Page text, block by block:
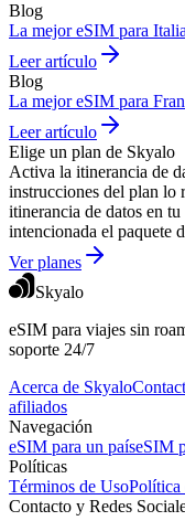
Blog
La mejor eSIM para
Leer artículo
Blog
La mejor eSIM para
Leer artículo
Elige un plan de Skyalo
Activa la itinerancia de
instrucciones del plan lo
itinerancia de datos en
intencionada el paquete
Ver planes
Skyalo
eSIM para viajes sin
soporte 24/7
Acerca de Skyalo
afiliados
Navegación
eSIM para un paíseSIM
Políticas
Términos de UsoPolítica
Contacto y Redes